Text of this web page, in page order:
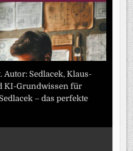
Sedlacek, Klaus-
KI-Grundwissen für
– das perfekte